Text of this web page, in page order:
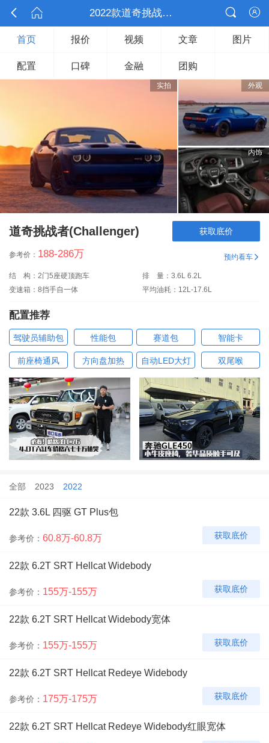
  2022款道奇挑战者(Challenger) 

首页 报价 视频 文章 图片
配置 口碑 金融 团购
实拍 外观
内饰
道奇挑战者(Challenger) 获取底价
参考价： 188-286万 预约看车 
结
构：2门5座硬顶跑车
变速箱：8挡手自一体
排
量：3.6L 6.2L
平均油耗：12L-17.6L
配置推荐
驾驶员辅助包 性能包 赛道包 智能卡
前座椅通风 方向盘加热 自动LED大灯 双尾喉
全部 2023 2022
22款 3.6L 四驱 GT Plus包
参考价： 60.8万-60.8万 获取底价
22款 6.2T SRT Hellcat Widebody
参考价： 155万-155万 获取底价
22款 6.2T SRT Hellcat Widebody宽体
参考价： 155万-155万 获取底价
22款 6.2T SRT Hellcat Redeye Widebody
参考价： 175万-175万 获取底价
22款 6.2T SRT Hellcat Redeye Widebody红眼宽体